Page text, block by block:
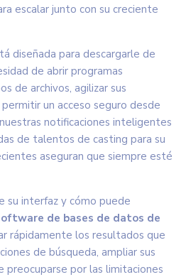
escalar junto con su creciente
diseñada para descargarle de
de abrir programas
de archivos, agilizar sus
un acceso seguro desde
notificaciones inteligentes
de talentos de casting para su
aseguran que siempre esté
su interfaz y cómo puede
de bases de datos de
rápidamente los resultados que
de búsqueda, ampliar sus
preocuparse por las limitaciones